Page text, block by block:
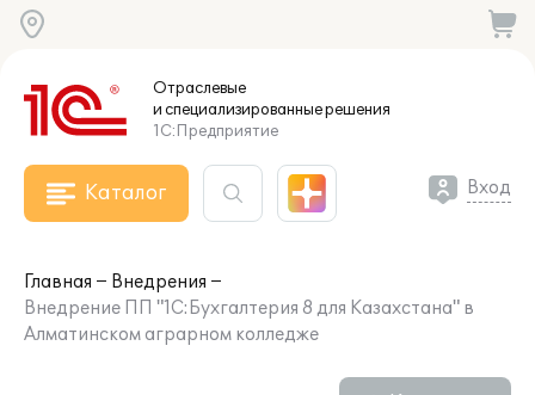
Отраслевые
и специализированныерешения
1С:Предприятие
Каталог Вход
Главная
Внедрения
Внедрение ПП "1С:Бухгалтерия 8 для Казахстана" в
Алматинском аграрном колледже